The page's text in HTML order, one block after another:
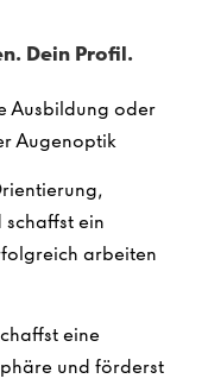
Dein Profil.
Ausbildung oder
Augenoptik
schaffst ein
arbeiten
eine
und förderst